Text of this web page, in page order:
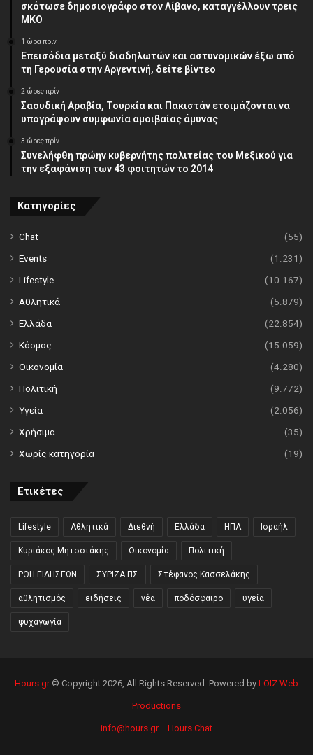
σκότωσε δημοσιογράφο στον Λίβανο, καταγγέλλουν τρεις
ΜΚΟ
1 ώρα πρίν
Επεισόδια μεταξύ διαδηλωτών και αστυνομικών έξω από
τη Γερουσία στην Αργεντινή, δείτε βίντεο
2 ώρες πρίν
Σαουδική Αραβία, Τουρκία και Πακιστάν ετοιμάζονται να
υπογράψουν συμφωνία αμοιβαίας άμυνας
3 ώρες πρίν
Συνελήφθη πρώην κυβερνήτης πολιτείας του Μεξικού για
την εξαφάνιση των 43 φοιτητών το 2014
Κατηγορίες
Chat
(55)
Events
(1.231)
Lifestyle
(10.167)
Αθλητικά
(5.879)
Ελλάδα
(22.854)
Κόσμος
(15.059)
Οικονομία
(4.280)
Πολιτική
(9.772)
Υγεία
(2.056)
Χρήσιμα
(35)
Χωρίς κατηγορία
(19)
Ετικέτες
Lifestyle Αθλητικά Διεθνή Ελλάδα ΗΠΑ Ισραήλ
Κυριάκος Μητσοτάκης Οικονομία Πολιτική
ΡΟΗ ΕΙΔΗΣΕΩΝ ΣΥΡΙΖΑ ΠΣ Στέφανος Κασσελάκης
αθλητισμός ειδήσεις νέα ποδόσφαιρο υγεία
ψυχαγωγία
Hours.gr© Copyright 2026, All Rights Reserved. Powered by LOIZ Web
Productions
info@hours.gr Hours Chat